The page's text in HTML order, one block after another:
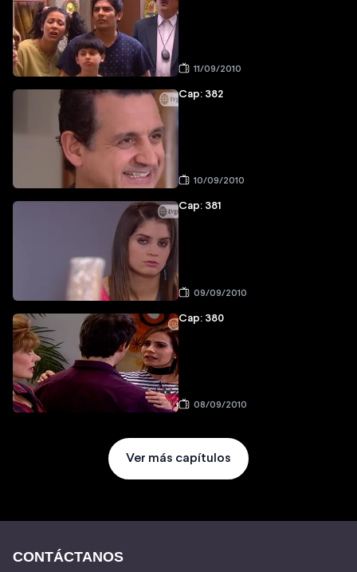
11/09/2010
Cap: 382
10/09/2010
Cap: 381
09/09/2010
Cap: 380
08/09/2010
Ver más capítulos
CONTÁCTANOS